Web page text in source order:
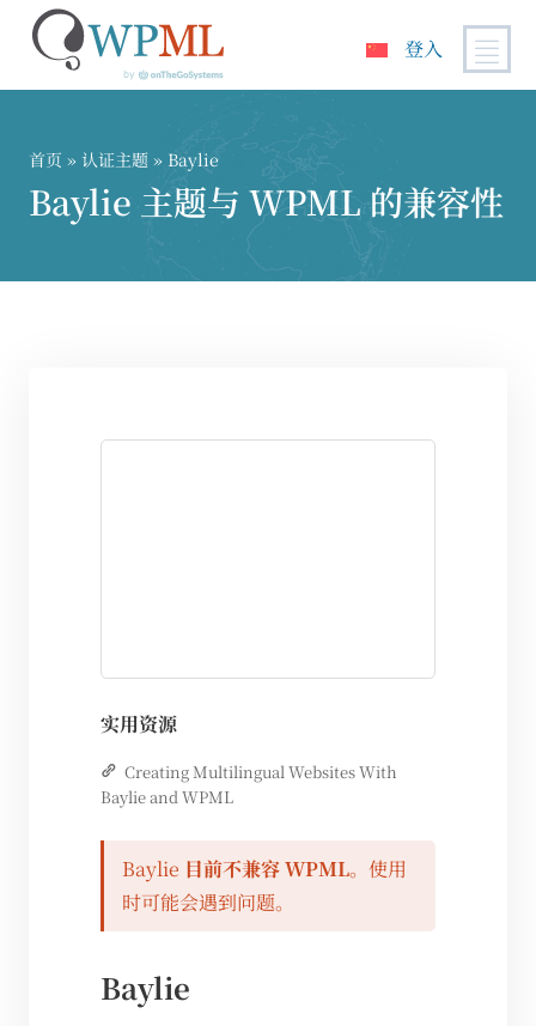
登入
首页 » 认证主题 » Baylie
Baylie 主题与 WPML 的兼容性
实用资源
Creating Multilingual Websites With
Baylie and WPML
Baylie 目前不兼容 WPML。使用
时可能会遇到问题。
Baylie